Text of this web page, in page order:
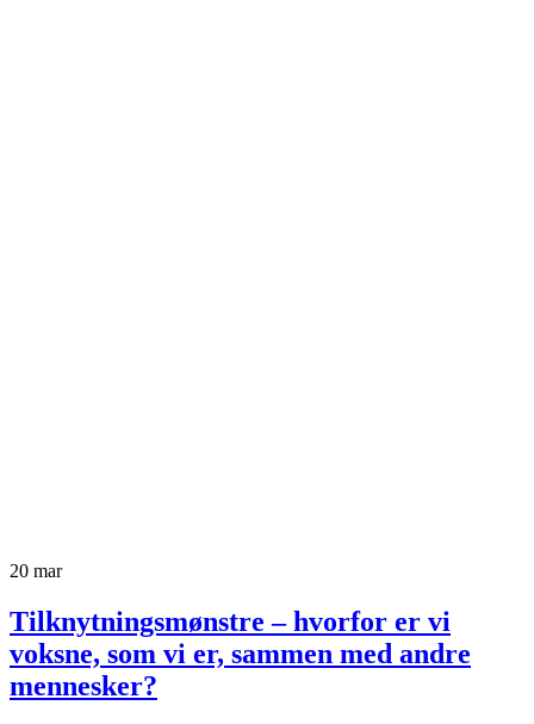
20 mar
Tilknytningsmønstre – hvorfor er vi
voksne, som vi er, sammen med andre
mennesker?